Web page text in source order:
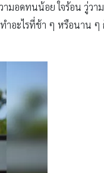
ามอดทนน้อย ใจร้อน วู่วา
อะไรที่ช้า ๆ หรือนาน